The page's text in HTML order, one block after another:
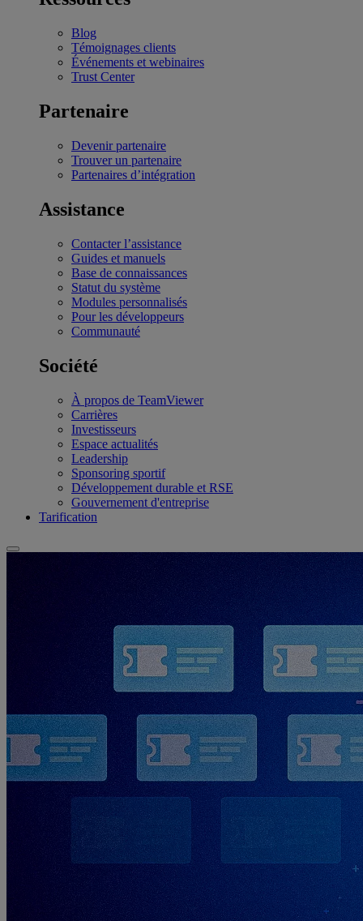
Blog
Témoignages clients
Événements et webinaires
Trust Center
Partenaire
Devenir partenaire
Trouver un partenaire
Partenaires d’intégration
Assistance
Contacter l’assistance
Guides et manuels
Base de connaissances
Statut du système
Modules personnalisés
Pour les développeurs
Communauté
Société
À propos de TeamViewer
Carrières
Investisseurs
Espace actualités
Leadership
Sponsoring sportif
Développement durable et RSE
Gouvernement d'entreprise
Tarification